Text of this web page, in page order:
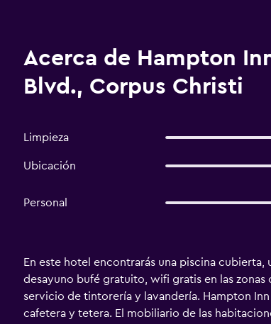
Acerca de Hampton
Blvd., Corpus Christi
Limpieza
Ubicación
Personal
En este hotel encontrarás una piscina cubierta,
desayuno bufé gratuito, wifi gratis en las
servicio de tintorería y lavandería. Hampton
cafetera y tetera. El mobiliario de las